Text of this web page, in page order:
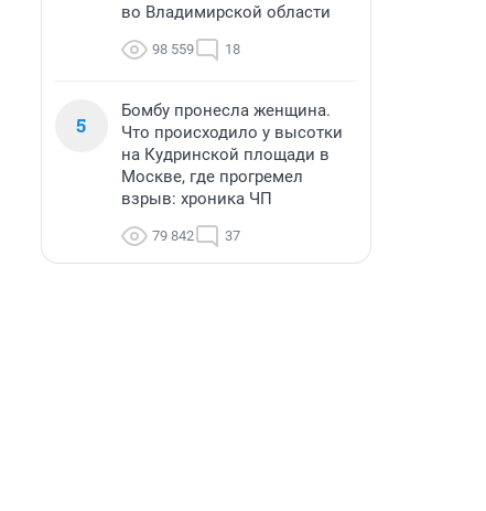
во Владимирской области
98 559 18
5
Бомбу пронесла женщина.
Что происходило у высотки
на Кудринской площади в
Москве, где прогремел
взрыв: хроника ЧП
79 842 37